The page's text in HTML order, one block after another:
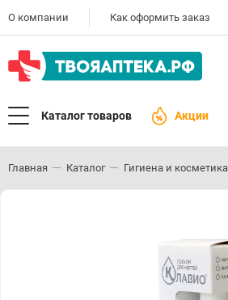
О компании Как оформить заказ
Каталог товаров Акции
Главная Каталог Гигиена и косметика